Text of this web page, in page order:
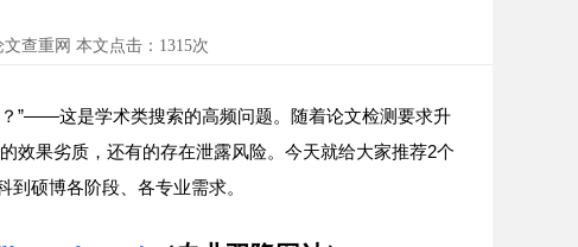
查重网 本文点击：1315次
”——这是学术类搜索的高频问题。随着论文检测要求升
效果劣质，还有的存在泄露风险。今天就给大家推荐2个
硕博各阶段、各专业需求。